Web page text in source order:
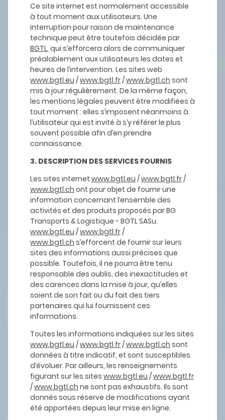
Ce site internet est normalement accessible
à tout moment aux utilisateurs. Une
interruption pour raison de maintenance
technique peut être toutefois décidée par
BGTL, qui s’efforcera alors de communiquer
préalablement aux utilisateurs les dates et
heures de l’intervention. Les sites web
www.bgtl.eu /www.bgtl.fr/www.bgtl.ch sont
mis à jour régulièrement. De la même façon,
les mentions légales peuvent être modifiées à
tout moment : elles s’imposent néanmoins à
l’utilisateur qui est invité à s’y référer le plus
souvent possible afin d’en prendre
connaissance.
3. DESCRIPTION DES SERVICES FOURNIS
Les sites internet www.bgtl.eu /www.bgtl.fr/
www.bgtl.ch ont pour objet de fournir une
information concernant l’ensemble des
activités et des produits proposés par BG
Transports & Logistique - BGTL SASu.
www.bgtl.eu /www.bgtl.fr/
www.bgtl.ch s’efforcent de fournir sur leurs
sites des informations aussi précises que
possible. Toutefois, il ne pourra être tenu
responsable des oublis, des inexactitudes et
des carences dans la mise à jour, qu’elles
soient de son fait ou du fait des tiers
partenaires qui lui fournissent ces
informations.
Toutes les informations indiquées sur les sites
www.bgtl.eu /www.bgtl.fr/www.bgtl.ch sont
données à titre indicatif, et sont susceptibles
d’évoluer. Par ailleurs, les renseignements
figurant sur les sites www.bgtl.eu /www.bgtl.fr
/www.bgtl.ch ne sont pas exhaustifs. Ils sont
donnés sous réserve de modifications ayant
été apportées depuis leur mise en ligne.